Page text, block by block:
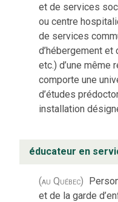
et de services
ou centre
de services
d’hébergement et
etc.) d’une même
comporte une
d’études
installation
éducateur en
(au Québec)
et de la garde